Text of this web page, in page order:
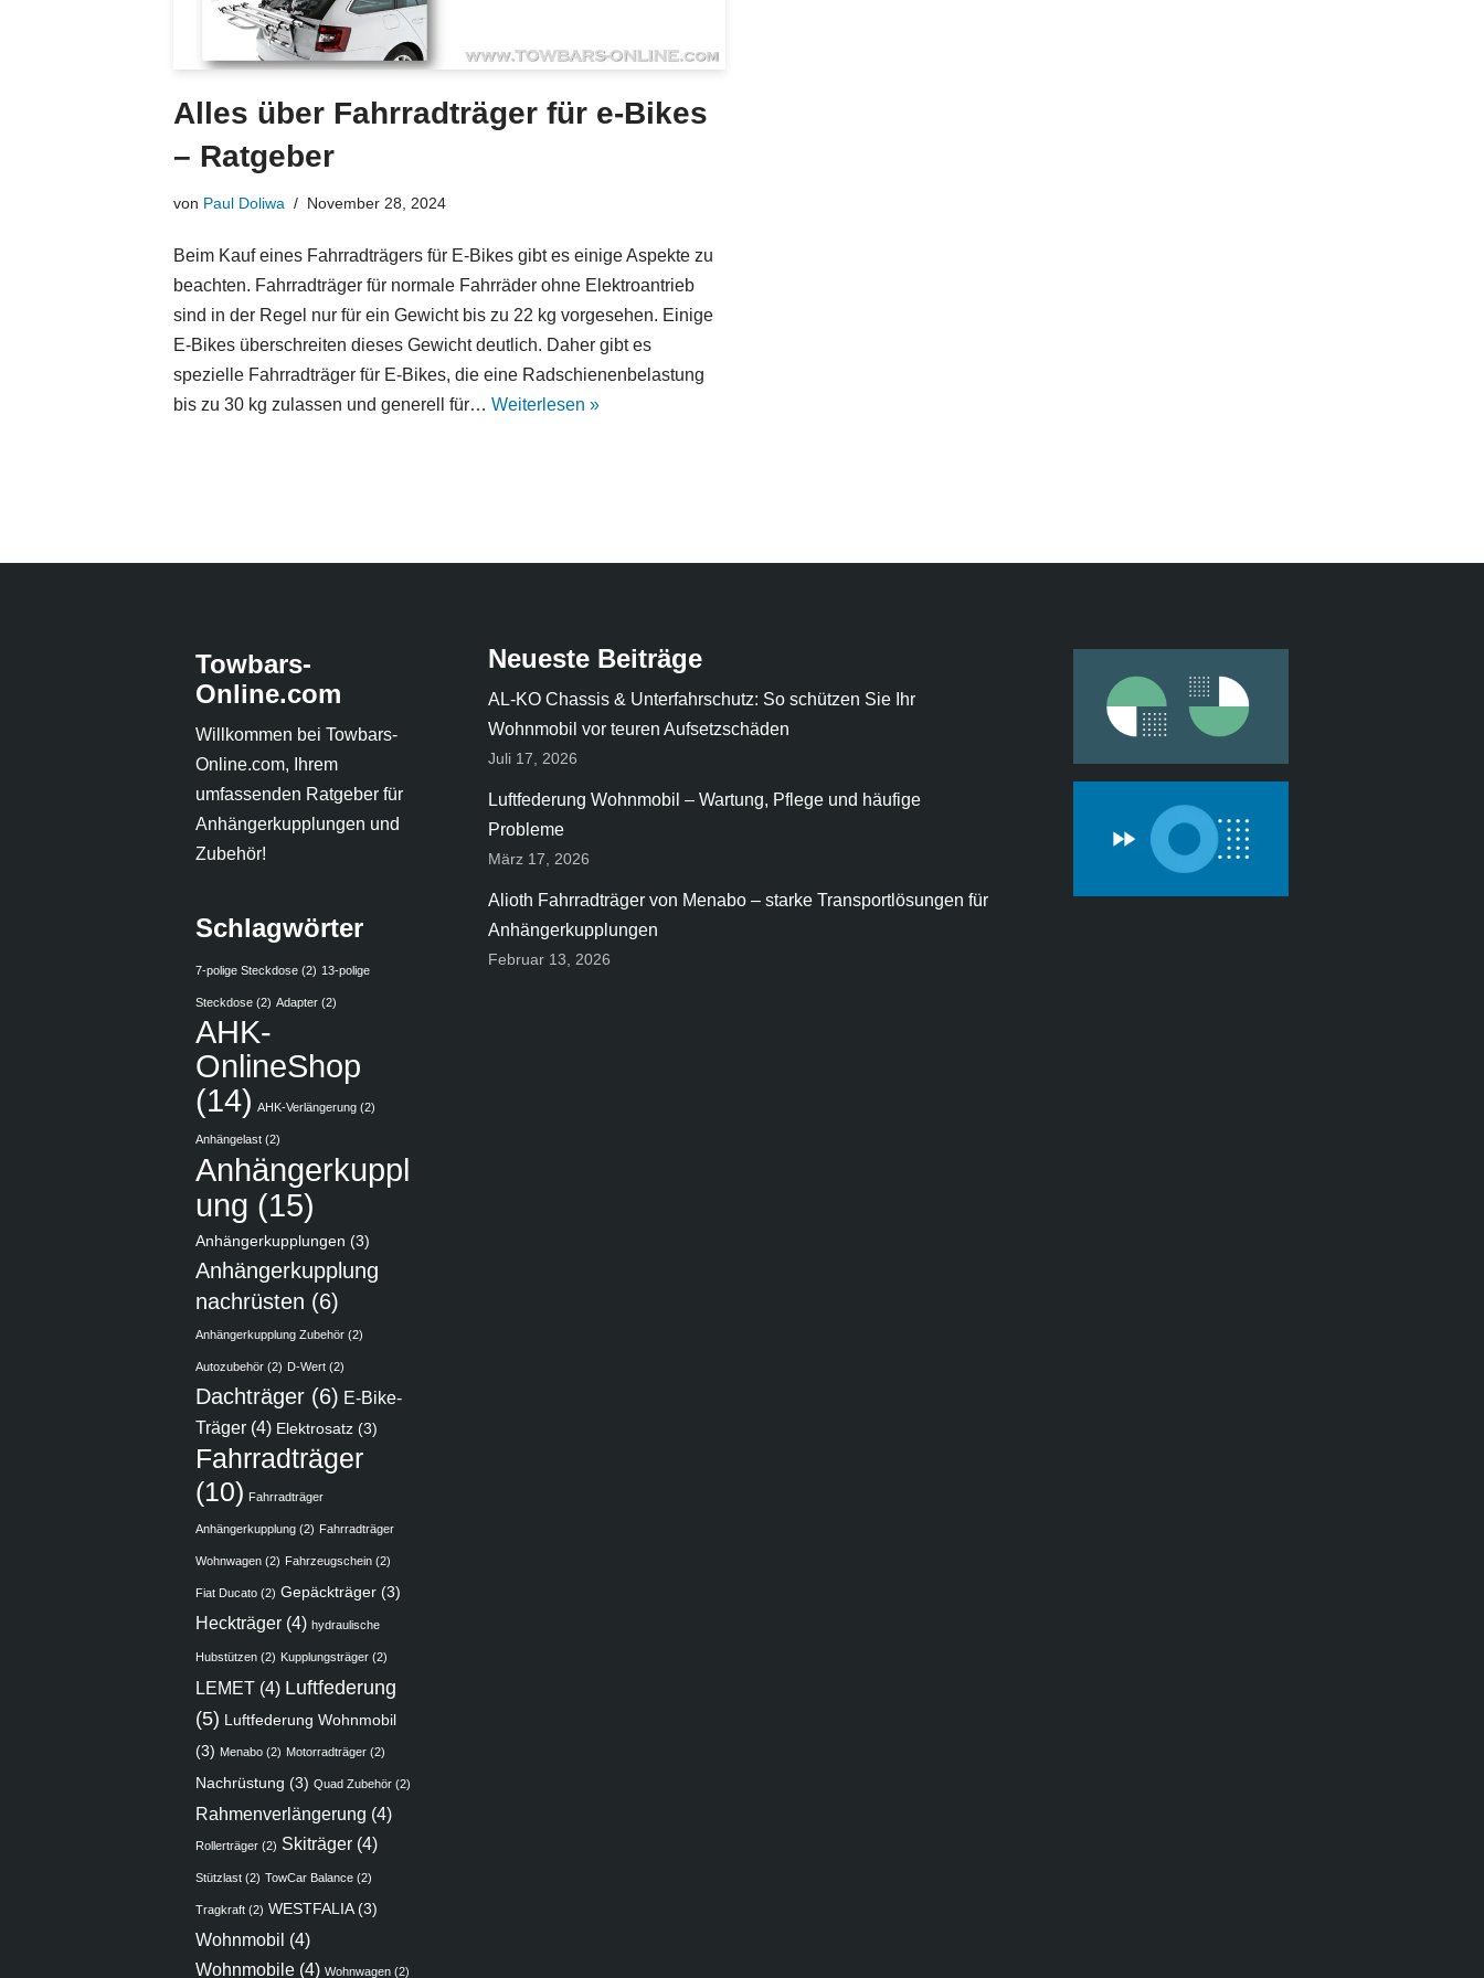
Alles über Fahrradträger für e-Bikes
– Ratgeber
von Paul Doliwa November 28, 2024
Beim Kauf eines Fahrradträgers für E-Bikes gibt es einige Aspekte zu
beachten. Fahrradträger für normale Fahrräder ohne Elektroantrieb
sind in der Regel nur für ein Gewicht bis zu 22 kg vorgesehen. Einige
E-Bikes überschreiten dieses Gewicht deutlich. Daher gibt es
spezielle Fahrradträger für E-Bikes, die eine Radschienenbelastung
bis zu 30 kg zulassen und generell für… Weiterlesen »
Towbars-
Online.com
Willkommen bei Towbars-
Online.com, Ihrem
umfassenden Ratgeber für
Anhängerkupplungen und
Zubehör!
Schlagwörter
7-polige Steckdose (2) 13-polige
Steckdose (2) Adapter (2)
AHK-
OnlineShop
(14) AHK-Verlängerung (2)
Anhängelast (2)
Anhängerkuppl
ung (15)
Anhängerkupplungen (3)
Anhängerkupplung
nachrüsten (6)
Anhängerkupplung Zubehör (2)
Autozubehör (2) D-Wert (2)
Dachträger (6) E-Bike-
Träger (4) Elektrosatz (3)
Fahrradträger
(10) Fahrradträger
Anhängerkupplung (2) Fahrradträger
Wohnwagen (2) Fahrzeugschein (2)
Fiat Ducato (2) Gepäckträger (3)
Heckträger (4) hydraulische
Hubstützen (2) Kupplungsträger (2)
LEMET (4) Luftfederung
(5) Luftfederung Wohnmobil
(3) Menabo (2) Motorradträger (2)
Nachrüstung (3) Quad Zubehör (2)
Rahmenverlängerung (4)
Rollerträger (2) Skiträger (4)
Stützlast (2) TowCar Balance (2)
Tragkraft (2) WESTFALIA(3)
Wohnmobil (4)
Wohnmobile (4) Wohnwagen (2)
Neueste Beiträge
AL-KO Chassis & Unterfahrschutz: So schützen Sie Ihr
Wohnmobil vor teuren Aufsetzschäden
Juli 17, 2026
Luftfederung Wohnmobil – Wartung, Pflege und häufige
Probleme
März 17, 2026
Alioth Fahrradträger von Menabo – starke Transportlösungen für
Anhängerkupplungen
Februar 13, 2026